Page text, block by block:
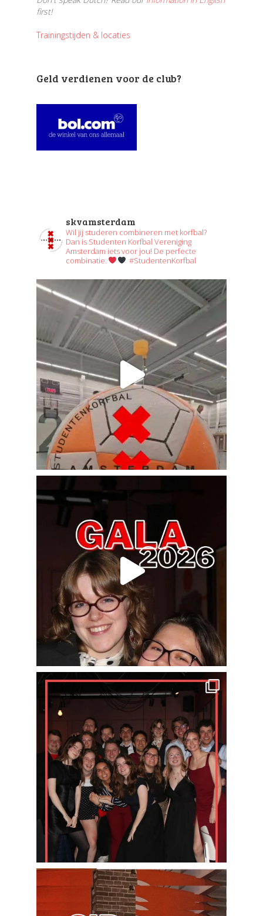
first!
Trainingstijden & locaties
Geld verdienen voor de club?
skvamsterdam
Wil jij studeren combineren met korfbal?
Dan is Studenten Korfbal Vereniging
Amsterdam iets voor jou! De perfecte
combinatie.
#StudentenKorfbal